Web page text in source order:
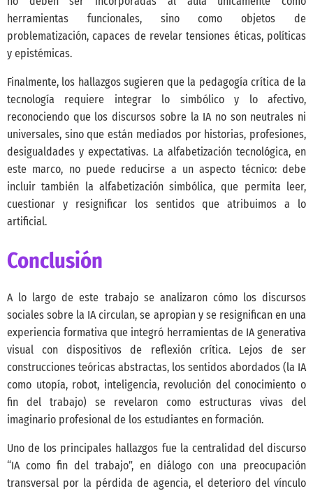
herramientas funcionales, sino como objetos de
problematización, capaces de revelar tensiones éticas, políticas
y epistémicas.
Finalmente, los hallazgos sugieren que la pedagogía crítica de la
tecnología requiere integrar lo simbólico y lo afectivo,
reconociendo que los discursos sobre la IA no son neutrales ni
universales, sino que están mediados por historias, profesiones,
desigualdades y expectativas. La alfabetización tecnológica, en
este marco, no puede reducirse a un aspecto técnico: debe
incluir también la alfabetización simbólica, que permita leer,
cuestionar y resignificar los sentidos que atribuimos a lo
artificial.
Conclusión
A lo largo de este trabajo se analizaron cómo los discursos
sociales sobre la IA circulan, se apropian y se resignifican en una
experiencia formativa que integró herramientas de IA generativa
visual con dispositivos de reflexión crítica. Lejos de ser
construcciones teóricas abstractas, los sentidos abordados (la IA
como utopía, robot, inteligencia, revolución del conocimiento o
fin del trabajo) se revelaron como estructuras vivas del
imaginario profesional de los estudiantes en formación.
Uno de los principales hallazgos fue la centralidad del discurso
“IA como fin del trabajo”, en diálogo con una preocupación
transversal por la pérdida de agencia, el deterioro del vínculo